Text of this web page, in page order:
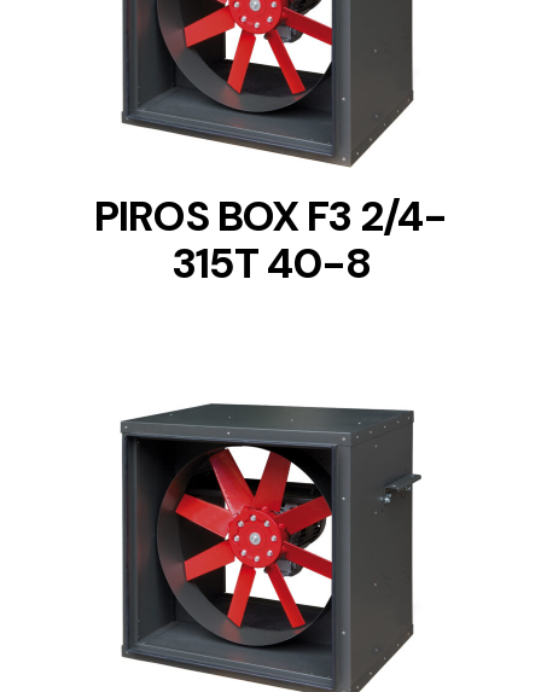
DETAILS
PIROS BOX F3 2/4-
315T 40-8
DETAILS